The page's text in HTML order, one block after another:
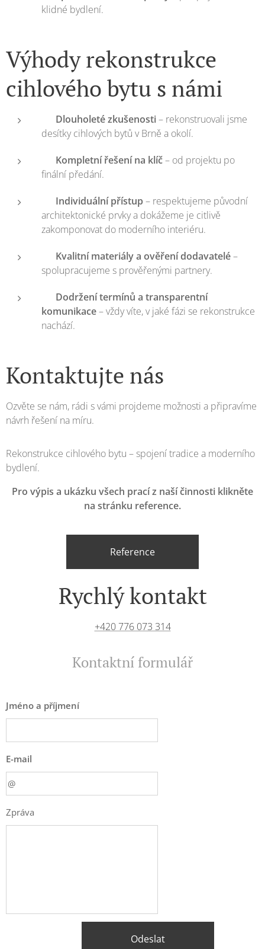
klidné bydlení.
Výhody rekonstrukce
cihlového bytu s námi
Dlouholeté zkušenosti– rekonstruovali jsme
desítky cihlových bytů v Brně a okolí.
Kompletní řešení na klíč– od projektu po
finální předání.
Individuální přístup – respektujeme původní
architektonické prvky a dokážeme je citlivě
zakomponovat do moderního interiéru.
Kvalitní materiály a ověření dodavatelé–
spolupracujeme s prověřenými partnery.
Dodržení termínů a transparentní
komunikace– vždy víte, v jaké fázi se rekonstrukce
nachází.
Kontaktujte nás
Ozvěte se nám, rádi s vámi projdeme možnosti a připravíme
návrh řešení na míru.
Rekonstrukce cihlového bytu – spojení tradice a moderního
bydlení.
Pro výpis a ukázku všech prací z naší činnosti klikněte
na stránku reference.
Reference
Rychlý kontakt
+420 776 073 314
Kontaktní formulář
Jméno a příjmení
E-mail
Zpráva
Odeslat